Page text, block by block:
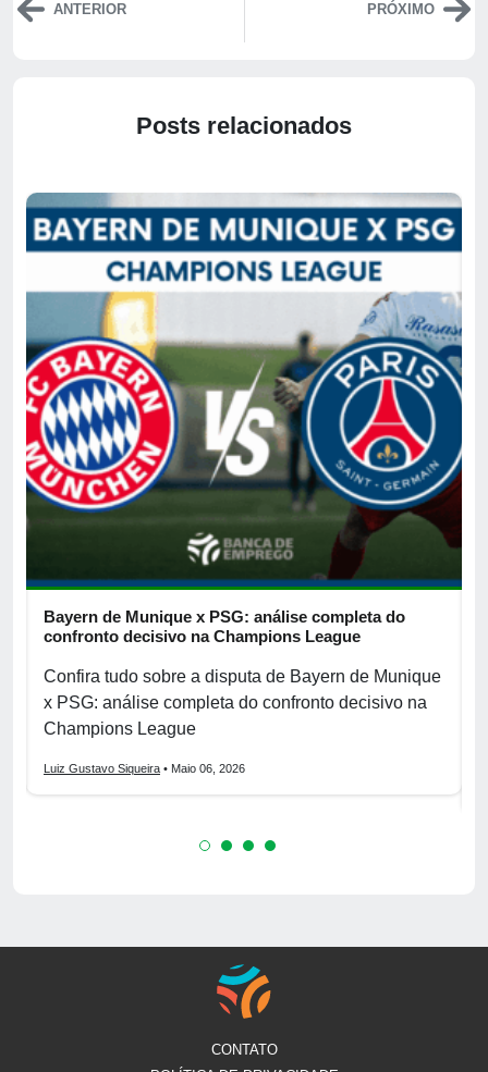
ANTERIOR PRÓXIMO
Posts relacionados
Bayern de Munique x PSG: análise completa do
confronto decisivo na Champions League
Confira tudo sobre a disputa de Bayern de Munique
x PSG: análise completa do confronto decisivo na
Champions League
Luiz Gustavo Siqueira • Maio 06, 2026
CONTATO